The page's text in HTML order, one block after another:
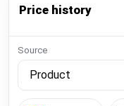
Price history
Source